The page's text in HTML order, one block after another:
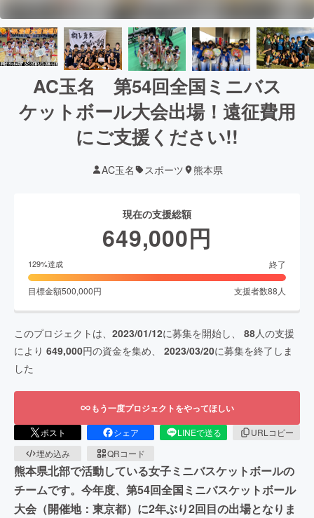
AC玉名 第54回全国ミニバス
ケットボール大会出場！遠征費用
にご支援ください!!
AC玉名 スポーツ 熊本県
現在の支援総額
649,000円
129%達成 終了
目標金額500,000円 支援者数88 人
このプロジェクトは、 2023/01/12に募集を開始し、 88人の支援
により 649,000円の資金を集め、 2023/03/20に募集を終了しま
した
もう一度プロジェクトをやってほしい
ポスト シェア LINEで送る
URLコピー
埋め込み
QRコード
熊本県北部で活動している女子ミニバスケットボールの
チームです。今年度、第54回全国ミニバスケットボール
大会（開催地：東京都）に2年ぶり2回目の出場となりま